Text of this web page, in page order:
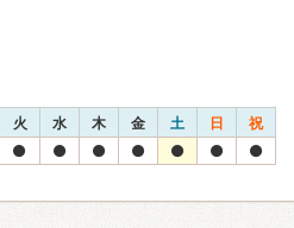
火 水 木 金 土 日 祝